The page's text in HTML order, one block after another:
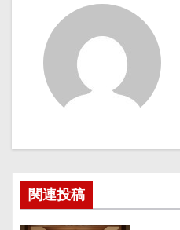
ー
シ
ン
関連投稿